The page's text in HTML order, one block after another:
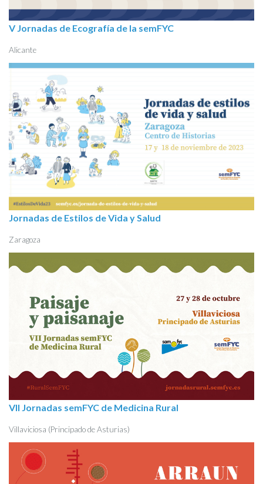
V Jornadas de Ecografía de la semFYC
Alicante
Jornadas de Estilos de Vida y Salud
Zaragoza
VII Jornadas semFYC de Medicina Rural
Villaviciosa (Principado de Asturias)